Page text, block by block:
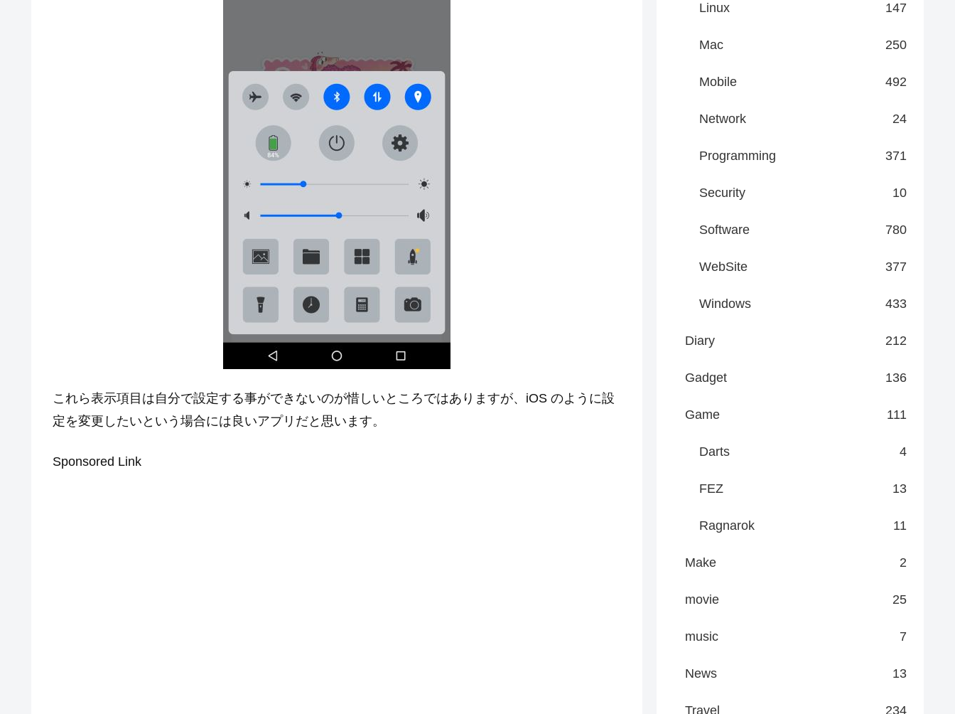
これら表示項目は自分で設定する事ができないのが惜しいところではありますが、iOS のように設
定を変更したいという場合には良いアプリだと思います。
Sponsored Link
Linux 147
Mac 250
Mobile 492
Network 24
Programming 371
Security 10
Software 780
WebSite 377
Windows 433
Diary 212
Gadget 136
Game 111
Darts 4
FEZ 13
Ragnarok 11
Make 2
movie 25
music 7
News 13
Travel 234